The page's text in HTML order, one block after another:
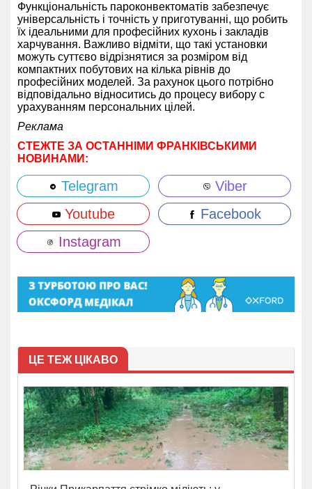
Функціональність пароконвектоматів забезпечує
універсальність і точність у приготуванні, що робить
їх ідеальними для професійних кухонь і закладів
харчування. Важливо відміти, що такі установки
можуть суттєво відрізнятися за розміром від
компактних побутових на кілька рівнів до
професійних моделей. За рахунок цього потрібно
відповідально відноситись до процесу вибору с
урахуванням персональних цілей.
Реклама
СТЕЖТЕ ЗА ОСТАННІМИ ФРАНКІВСЬКИМИ
НОВИНАМИ:
Telegram
Viber
Youtube
Facebook
Instagram
ЦЕ ТЕЖ ЦІКАВО